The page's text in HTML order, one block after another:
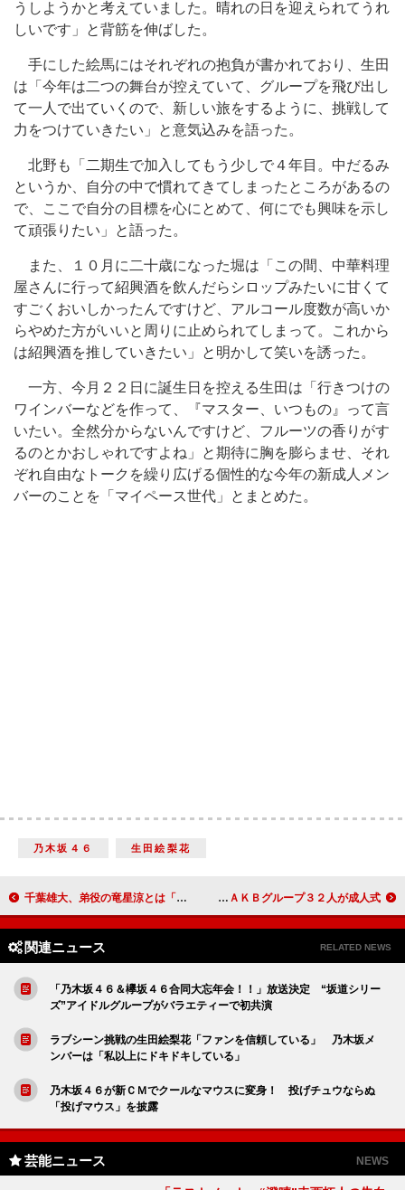
うしようかと考えていました。晴れの日を迎えられてうれ
しいです」と背筋を伸ばした。
手にした絵馬にはそれぞれの抱負が書かれており、生田
は「今年は二つの舞台が控えていて、グループを飛び出し
て一人で出ていくので、新しい旅をするように、挑戦して
力をつけていきたい」と意気込みを語った。
北野も「二期生で加入してもう少しで４年目。中だるみ
というか、自分の中で慣れてきてしまったところがあるの
で、ここで自分の目標を心にとめて、何にでも興味を示し
て頑張りたい」と語った。
また、１０月に二十歳になった堀は「この間、中華料理
屋さんに行って紹興酒を飲んだらシロップみたいに甘くて
すごくおいしかったんですけど、アルコール度数が高いか
らやめた方がいいと周りに止められてしまって。これから
は紹興酒を推していきたい」と明かして笑いを誘った。
一方、今月２２日に誕生日を控える生田は「行きつけの
ワインバーなどを作って、『マスター、いつもの』って言
いたい。全然分からないんですけど、フルーツの香りがす
るのとかおしゃれですよね」と期待に胸を膨らませ、それ
ぞれ自由なトークを繰り広げる個性的な今年の新成人メン
バーのことを「マイペース世代」とまとめた。
乃木坂４６ 生田絵梨花
千葉雄大、弟役の竜星涼とは「お父さんが違う…」 「あと１０センチ身長がほしい」 松井珠理奈「今年は“総選挙”で１位を目指す」 兒玉遥らＡＫＢグループ３２人が成人式
関連ニュース RELATED NEWS
「乃木坂４６＆欅坂４６合同大忘年会！！」放送決定 “坂道シリー
ズ”アイドルグループがバラエティーで初共演
ラブシーン挑戦の生田絵梨花「ファンを信頼している」 乃木坂メ
ンバーは「私以上にドキドキしている」
乃木坂４６が新ＣＭでクールなマウスに変身！ 投げチュウならぬ
「投げマウス」を披露
芸能ニュース NEWS